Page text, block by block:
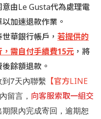
由Le Gusta代為處理電
加速退款作業。
華銀行帳戶， 若提供的
需自付手續費15元 ，將
餘額退款。
7天內聯繫 【官方LINE
留言， 向客服索取一組交
期限內完成寄回，逾期恕